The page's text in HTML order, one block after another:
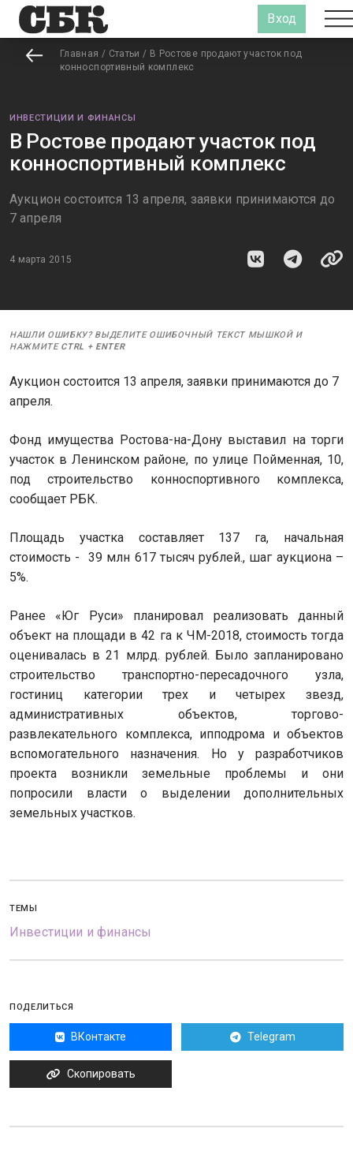
Вход
Главная / Статьи / В Ростове продают участок под
конноспортивный комплекс
ИНВЕСТИЦИИ И ФИНАНСЫ
В Ростове продают участок под
конноспортивный комплекс
Аукцион состоится 13 апреля, заявки принимаются до
7 апреля
4 марта 2015
НАШЛИ ОШИБКУ? ВЫДЕЛИТЕ ОШИБОЧНЫЙ ТЕКСТ МЫШКОЙ И
НАЖМИТЕ CTRL + ENTER
Аукцион состоится 13 апреля, заявки принимаются до 7
апреля.
Фонд имущества Ростова-на-Дону выставил на торги
участок в Ленинском районе, по улице Пойменная, 10,
под строительство конноспортивного комплекса,
сообщает РБК.
Площадь участка составляет 137 га, начальная
стоимость - 39 млн 617 тысяч рублей., шаг аукциона –
5%.
Ранее «Юг Руси» планировал реализовать данный
объект на площади в 42 га к ЧМ-2018, стоимость тогда
оценивалась в 21 млрд. рублей. Было запланировано
строительство транспортно-пересадочного узла,
гостиниц категории трех и четырех звезд,
административных объектов, торгово-
развлекательного комплекса, ипподрома и объектов
вспомогательного назначения. Но у разработчиков
проекта возникли земельные проблемы и они
попросили власти о выделении дополнительных
земельных участков.
ТЕМЫ
Инвестиции и финансы
ПОДЕЛИТЬСЯ
ВКонтакте Telegram
Скопировать